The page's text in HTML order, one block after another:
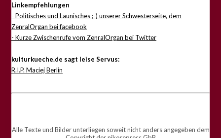
Linkempfehlungen
- Politisches und Launisches ;-) unserer Schwesterseite, dem
ZenralOrgan bei facebook
- Kurze Zwischenrufe vom ZenralOrgan bei Twitter
kulturkueche.de sagt leise Servus:
R.I.P. Maciej Berlin
Alle Texte und Bilder unterliegen soweit nicht anders angegeben dem